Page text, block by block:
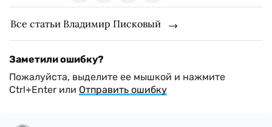
Все статьи Владимир Писковый
Заметили ошибку?
Пожалуйста, выделите ее мышкой и нажмите
Ctrl+Enter или Отправить ошибку